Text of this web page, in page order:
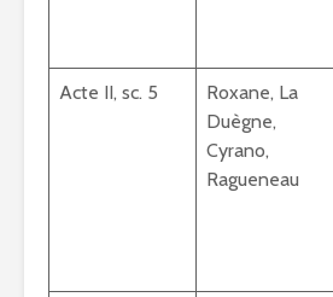
Acte II, sc. 5
Roxane, La
Duègne,
Cyrano,
Ragueneau